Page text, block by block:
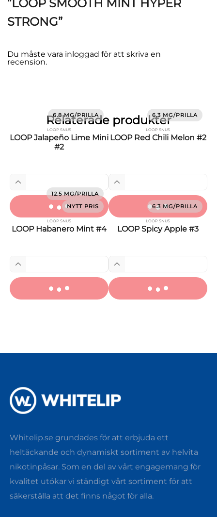
”LOOP SMOOTH MINT HYPER
STRONG”
Du måste vara inloggad för att skriva en
recension.
Relaterade produkter
6.8 MG/PRILLA
LOOP SNUS
LOOP Jalapeño Lime Mini
#2
6.3 MG/PRILLA
LOOP SNUS
LOOP Red Chili Melon #2
12.5 MG/PRILLA
NYTT PRIS
LOOP SNUS
LOOP Habanero Mint #4
6.3 MG/PRILLA
LOOP SNUS
LOOP Spicy Apple #3
Whitelip.se grundades för att erbjuda ett
heltäckande och dynamiskt sortiment av helvita
nikotinpåsar. Som en del av vårt engagemang för
kvalitet utökar vi ständigt vårt sortiment för att
säkerställa att det finns något för alla.